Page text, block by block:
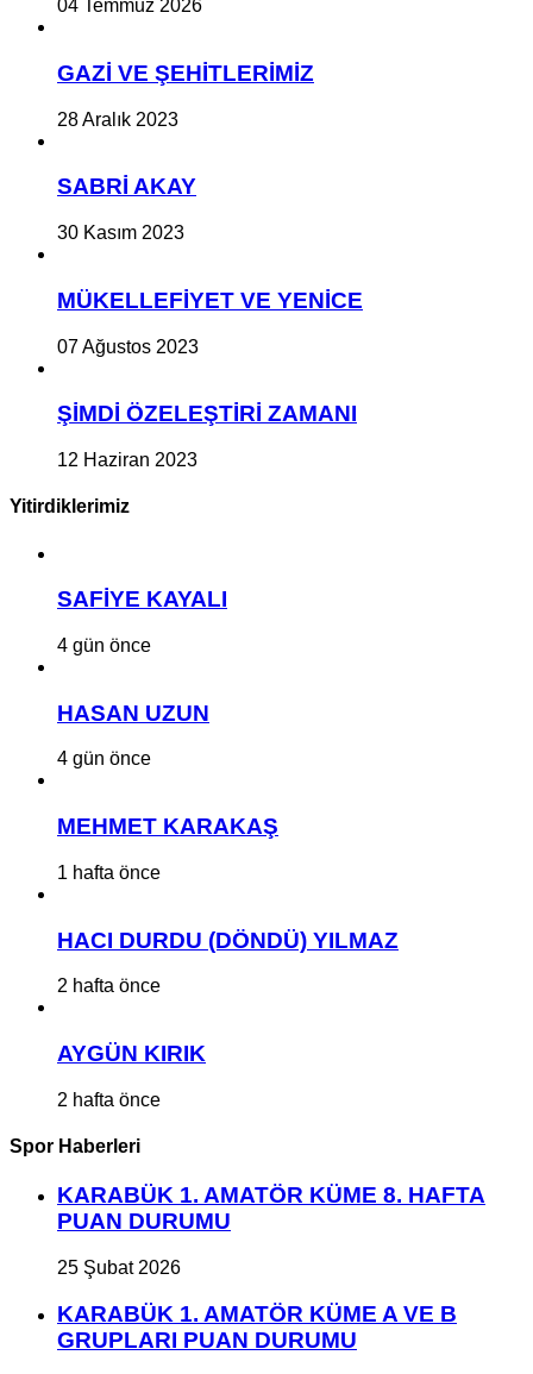
04 Temmuz 2026
GAZİ VE ŞEHİTLERİMİZ
28 Aralık 2023
SABRİ AKAY
30 Kasım 2023
MÜKELLEFİYET VE YENİCE
07 Ağustos 2023
ŞİMDİ ÖZELEŞTİRİ ZAMANI
12 Haziran 2023
Yitirdiklerimiz
SAFİYE KAYALI
4 gün önce
HASAN UZUN
4 gün önce
MEHMET KARAKAŞ
1 hafta önce
HACI DURDU (DÖNDÜ) YILMAZ
2 hafta önce
AYGÜN KIRIK
2 hafta önce
Spor Haberleri
KARABÜK 1. AMATÖR KÜME 8. HAFTA
PUAN DURUMU
25 Şubat 2026
KARABÜK 1. AMATÖR KÜME A VE B
GRUPLARI PUAN DURUMU